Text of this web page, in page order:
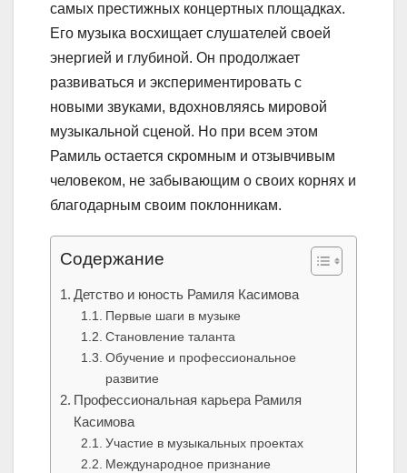
самых престижных концертных площадках.
Его музыка восхищает слушателей своей
энергией и глубиной. Он продолжает
развиваться и экспериментировать с
новыми звуками, вдохновляясь мировой
музыкальной сценой. Но при всем этом
Рамиль остается скромным и отзывчивым
человеком, не забывающим о своих корнях и
благодарным своим поклонникам.
Содержание
Детство и юность Рамиля Касимова
Первые шаги в музыке
Становление таланта
Обучение и профессиональное
развитие
Профессиональная карьера Рамиля
Касимова
Участие в музыкальных проектах
Международное признание